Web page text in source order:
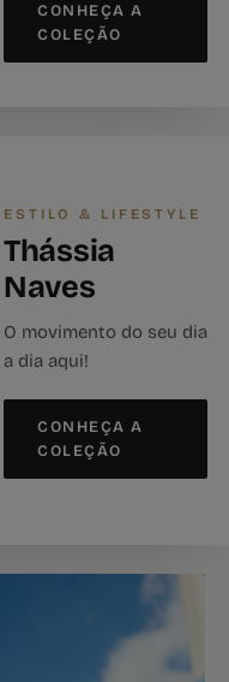
CONHEÇA A
COLEÇÃO
ESTILO & LIFESTYLE
Thássia
Naves
O movimento do seu dia
a dia aqui!
CONHEÇA A
COLEÇÃO